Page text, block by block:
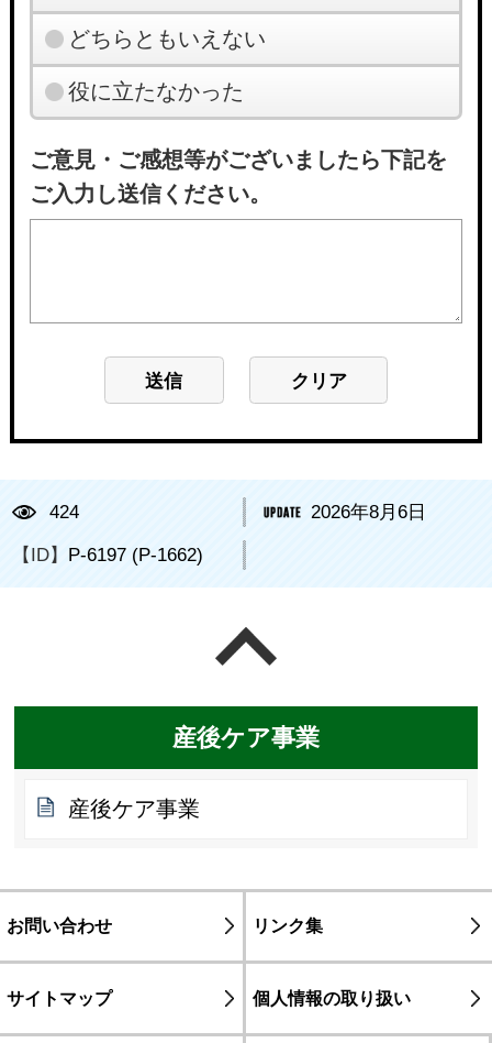
どちらともいえない
役に立たなかった
ご意見・ご感想等がございましたら下記を
ご入力し送信ください。
424 2026年8月6日
【ID】 P-6197 (P-1662)
産後ケア事業
産後ケア事業
お問い合わせ リンク集
サイトマップ 個人情報の取り扱い